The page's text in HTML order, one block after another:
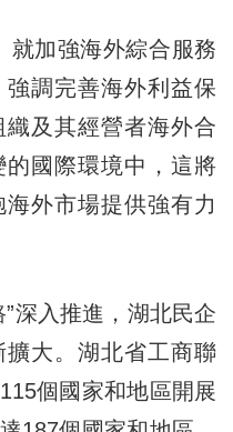
加強海外綜合服務
調完善海外利益保
及其經營者海外合
國際環境中，這將
外市場提供強有力
入推進，湖北民企
大。湖北省工商聯
個國家和地區開展